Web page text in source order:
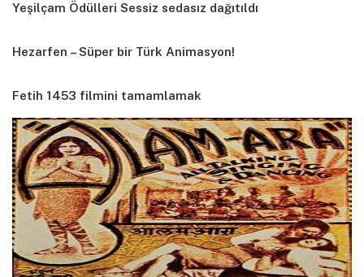
Yeşilçam Ödülleri Sessiz sedasız dağıtıldı
Hezarfen – Süper bir Türk Animasyon!
Fetih 1453 filmini tamamlamak